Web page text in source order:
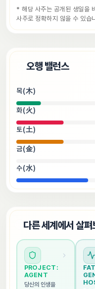
* 해당 사주는 공개된 생일을
사주로 정확하지 않을 수 있습
오행 밸런스
목(木)
화(火)
토(土)
금(金)
수(水)
다른 세계에서 살펴
PROJECT:
AGENT
당신의 인생을